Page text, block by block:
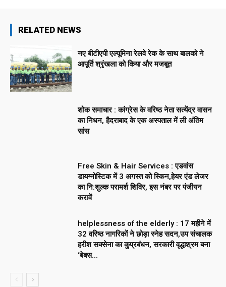
RELATED NEWS
नए बीटीएपी एल्यूमिना रेलवे रेक के साथ बालको ने
आपूर्ति श्रृंखला को किया और मजबूत
शोक समाचार : कांग्रेस के वरिष्ठ नेता सत्येंद्र वासन
का निधन, हैदराबाद के एक अस्पताल में ली अंतिम
सांस
Free Skin & Hair Services : एडवांस
डायग्नोस्टिक में 3 अगस्त को स्किन,हेयर एंड लेजर
का नि:शुल्क परामर्श शिविर, इस नंबर पर पंजीयन
करावें
helplessness of the elderly : 17 महीने में
32 वरिष्ठ नागरिकों ने छोड़ा स्नेह सदन,उप संचालक
हरीश सक्सेना का कुप्रबंधन, सरकारी वृद्धाश्रम बना
‘बेबस...